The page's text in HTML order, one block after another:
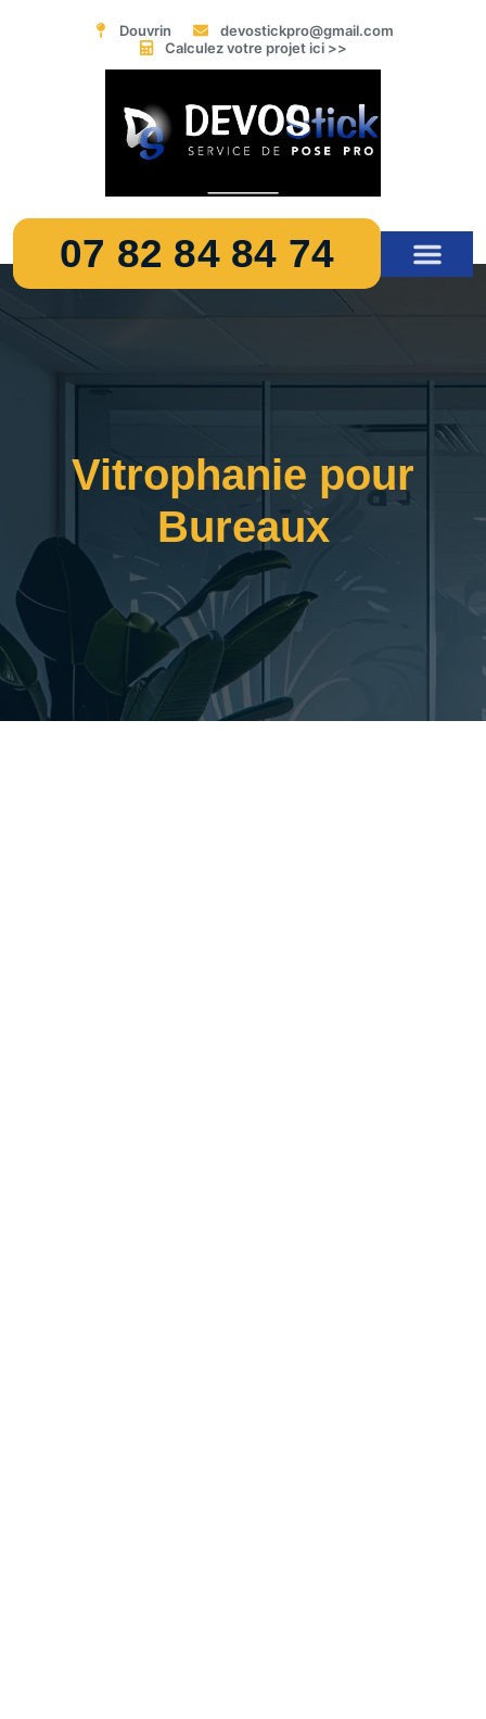
Douvrin
devostickpro@gmail.com
Calculez votre projet ici >>
07 82 84 84 74
Vitrophanie pour
Bureaux